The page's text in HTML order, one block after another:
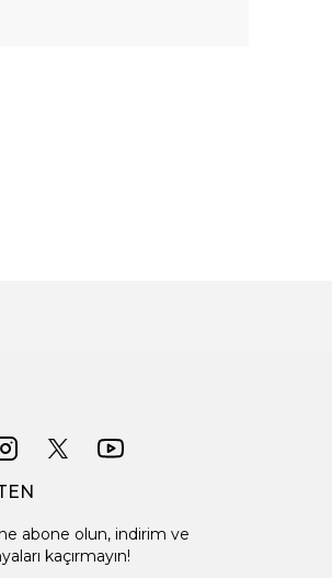
abone olun, indirim ve
kaçırmayın!